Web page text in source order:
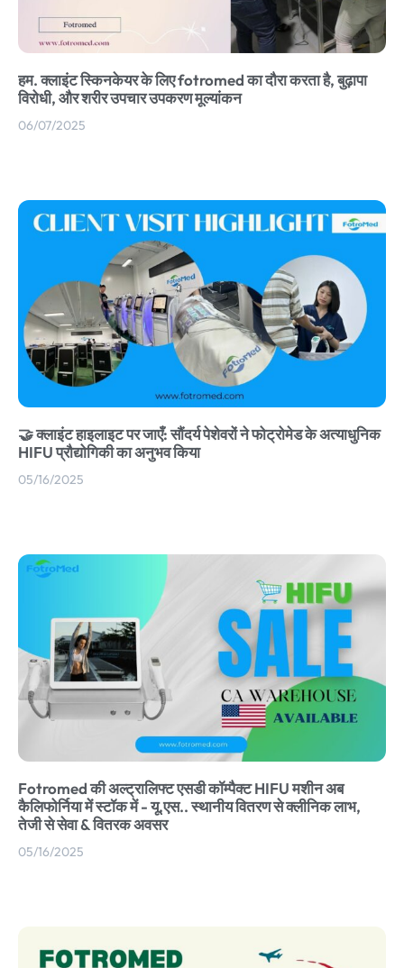
हम. क्लाइंट स्किनकेयर के लिए fotromed का दौरा करता है, बुढ़ापा
विरोधी, और शरीर उपचार उपकरण मूल्यांकन
06/07/2025
🤝 क्लाइंट हाइलाइट पर जाएँ: सौंदर्य पेशेवरों ने फोट्रोमेड के अत्याधुनिक
HIFU प्रौद्योगिकी का अनुभव किया
05/16/2025
Fotromed की अल्ट्रालिफ्ट एसडी कॉम्पैक्ट HIFU मशीन अब
कैलिफोर्निया में स्टॉक में - यू.एस.. स्थानीय वितरण से क्लीनिक लाभ,
तेजी से सेवा & वितरक अवसर
05/16/2025